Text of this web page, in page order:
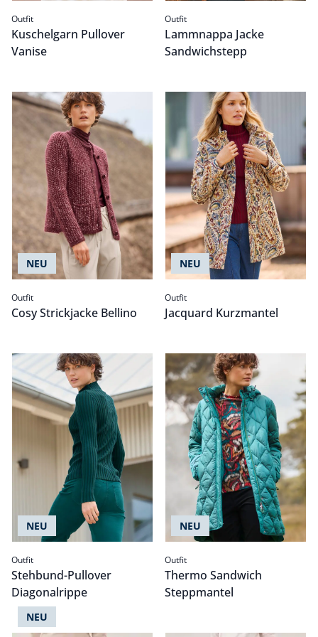
Outfit
Kuschelgarn Pullover
Vanise
Outfit
Lammnappa Jacke
Sandwichstepp
Cosy Strickjacke Bellino
Passform Outfit.
NEU
Outfit
Cosy Strickjacke Bellino
Jacquard Kurzmantel
Passform Outfit.
NEU
Outfit
Jacquard Kurzmantel
Stehbund-Pullover Diagonalrippe
Passform Outfit.
NEU
Outfit
Stehbund-Pullover
Diagonalrippe
Thermo Sandwich
Passform Outfit.
NEU
Outfit
Thermo Sandwich
Steppmantel
NEU